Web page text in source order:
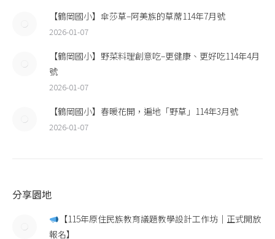
【鶴岡國小】傘莎草–阿美族的草蓆114年7月號
2026-01-07
【鶴岡國小】野菜料理創意吃–更健康、更好吃114年4月
號
2026-01-07
【鶴岡國小】春暖花開，遍地「野草」114年3月號
2026-01-07
分享園地
【115年原住民族教育議題教學設計工作坊｜正式開放
報名】